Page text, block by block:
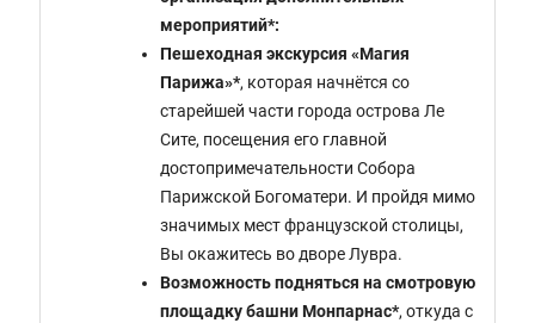
мероприятий*:
Пешеходная экскурсия «Магия
Парижа»*, которая начнётся со
старейшей части города острова Ле
Сите, посещения его главной
достопримечательности Собора
Парижской Богоматери. И пройдя мимо
значимых мест французской столицы,
Вы окажитесь во дворе Лувра.
Возможность подняться на смотровую
площадку башни Монпарнас*, откуда с